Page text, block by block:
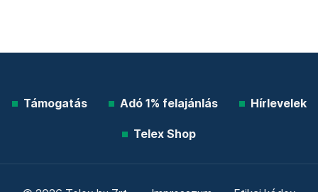
Támogatás Adó 1% felajánlás Hírlevelek
Telex Shop